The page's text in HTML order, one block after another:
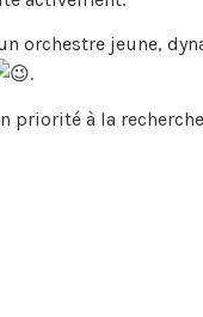
orchestre jeune,
.
priorité à la